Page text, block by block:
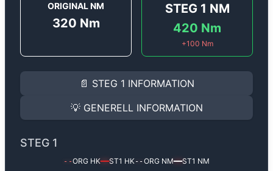
ORIGINAL NM
320 Nm
STEG 1 NM
420 Nm
+100 Nm
📄 STEG 1 INFORMATION
INFORMATION
Steg 1
Peugeot Boxer 2.2 HDi -
Effekten ökar från130 hktill180 hkoch
(+50 hk & +100 Nm).
Ger mer effekt, högre vridmoment, lägre
Steg 1 mjukvara justerar vi ett antal
💡 GENERELL INFORMATION
✅ All mjukvara är skräddarsydd för din bil
✅ Felsökning inann samt efter optimering
STEG 1
--ORG HK━━ST1 HK--ORG NM━━ST1 NM